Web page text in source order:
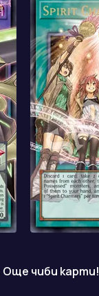
Още чиби карти!